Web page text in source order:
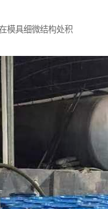
模具细微结构处积